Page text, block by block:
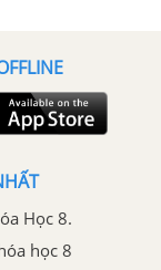
Học 8.
học 8